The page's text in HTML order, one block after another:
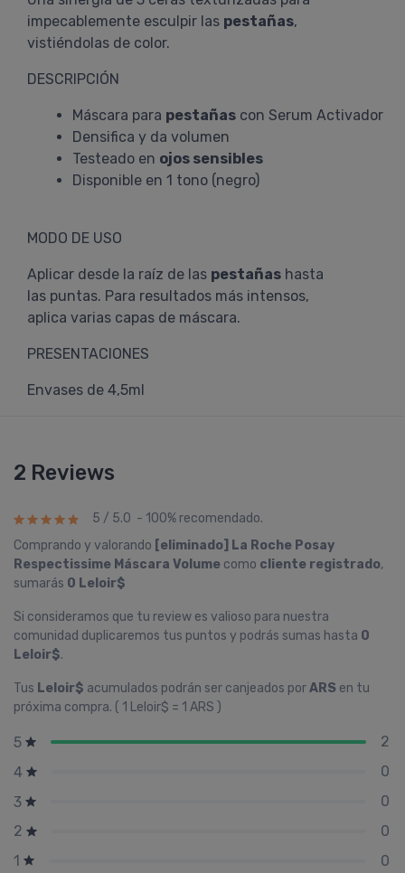
impecablemente esculpir las pestañas,
vistiéndolas de color.
DESCRIPCIÓN
Máscara para pestañas con Serum Activador
Densifica y da volumen
Testeado en ojos sensibles
Disponible en 1 tono (negro)
MODO DE USO
Aplicar desde la raíz de las pestañas hasta
las puntas. Para resultados más intensos,
aplica varias capas de máscara.
PRESENTACIONES
Envases de 4,5ml
2 Reviews
5 / 5.0 - 100% recomendado.
Comprando y valorando [eliminado] La Roche Posay
Respectissime Máscara Volume como cliente registrado,
sumarás 0 Leloir$
Si consideramos que tu review es valioso para nuestra
comunidad duplicaremos tus puntos y podrás sumas hasta 0
Leloir$.
Tus Leloir$ acumulados podrán ser canjeados porARS en tu
próxima compra. ( 1 Leloir$ = 1 ARS )
5
2
4
0
3
0
2
0
1
0